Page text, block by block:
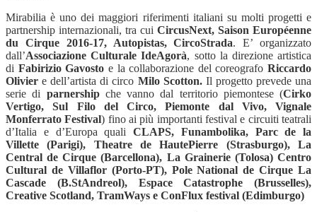
Mirabilia è uno dei maggiori riferimenti italiani su molti progetti e
partnership internazionali, tra cui CircusNext, Saison Européenne
du Cirque 2016-17, Autopistas, CircoStrada. E’ organizzato
dall’Associazione Culturale IdeAgorà, sotto la direzione artistica
di Fabirizio Gavosto e la collaborazione del coreografo Riccardo
Oliviere dell’artista di circo Milo Scotton. Il progetto prevede una
serie di parnership che vanno dal territorio piemontese (Cirko
Vertigo, Sul Filo del Circo, Piemonte dal Vivo, Vignale
Monferrato Festival) fino ai più importanti festival e circuiti teatrali
d’Italia e d’Europa quali CLAPS, Funambolika, Parc de la
Villette (Parigi), Theatre de HautePierre (Strasburgo), La
Central de Cirque (Barcellona), La Grainerie (Tolosa) Centro
Cultural de Villaflor (Porto-PT), Pole National de Cirque La
Cascade (B.StAndreol), Espace Catastrophe (Brusselles),
Creative Scotland, TramWays e ConFlux festival (Edimburgo)